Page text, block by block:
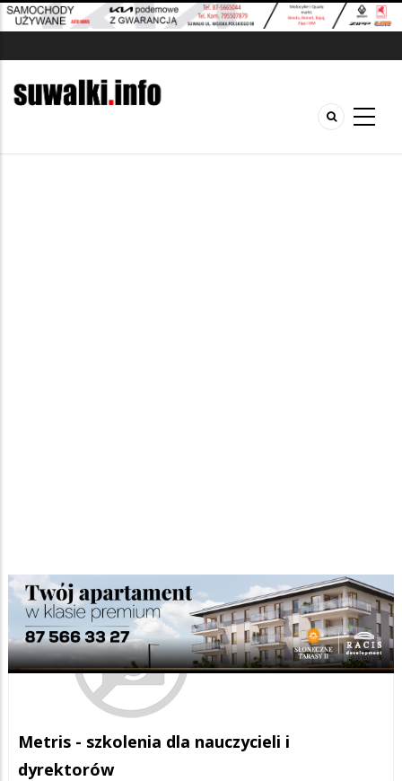
Metris - szkolenia dla nauczycieli i
dyrektorów